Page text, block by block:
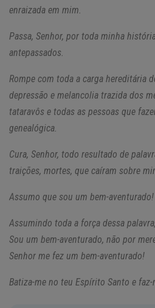
enraizada em mim.
Passa, Senhor, por toda minha
antepassados.
Rompe com toda a carga hereditária
depressão e melancolia trazida dos
tataravôs e todas as pessoas que
genealógica.
Cura, Senhor, todo resultado de
traições, mortes, que caíram sobre
Assumo que sou um bem-aventurado!
Assumindo toda a força dessa
Sou um bem-aventurado, não por
Senhor me fez um bem-aventurado!
Batiza-me no teu Espírito Santo e faz-